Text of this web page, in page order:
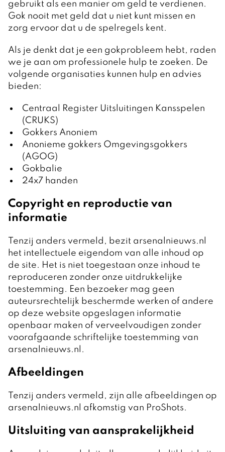
gebruikt als een manier om geld te verdienen.
Gok nooit met geld dat u niet kunt missen en
zorg ervoor dat u de spelregels kent.
Als je denkt dat je een gokprobleem hebt, raden
we je aan om professionele hulp te zoeken. De
volgende organisaties kunnen hulp en advies
bieden:
Centraal Register Uitsluitingen Kansspelen
(CRUKS)
Gokkers Anoniem
Anonieme gokkers Omgevingsgokkers
(AGOG)
Gokbalie
24x7 handen
Copyright en reproductie van
informatie
Tenzij anders vermeld, bezit arsenalnieuws.nl
het intellectuele eigendom van alle inhoud op
de site. Het is niet toegestaan onze inhoud te
reproduceren zonder onze uitdrukkelijke
toestemming. Een bezoeker mag geen
auteursrechtelijk beschermde werken of andere
op deze website opgeslagen informatie
openbaar maken of verveelvoudigen zonder
voorafgaande schriftelijke toestemming van
arsenalnieuws.nl.
Afbeeldingen
Tenzij anders vermeld, zijn alle afbeeldingen op
arsenalnieuws.nl afkomstig van ProShots.
Uitsluiting van aansprakelijkheid